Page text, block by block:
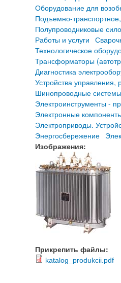
Оборудование для
Подъемно-
Полупроводниковые
Работы и услуги
Технологическое
Трансформаторы
Диагностика
Устройства
Шинопроводные
Электроинструменты -
Электронные
Электроприводы.
Энергосбережение
Изображения:
Прикрепить файлы:
katalog_produkcii.pdf